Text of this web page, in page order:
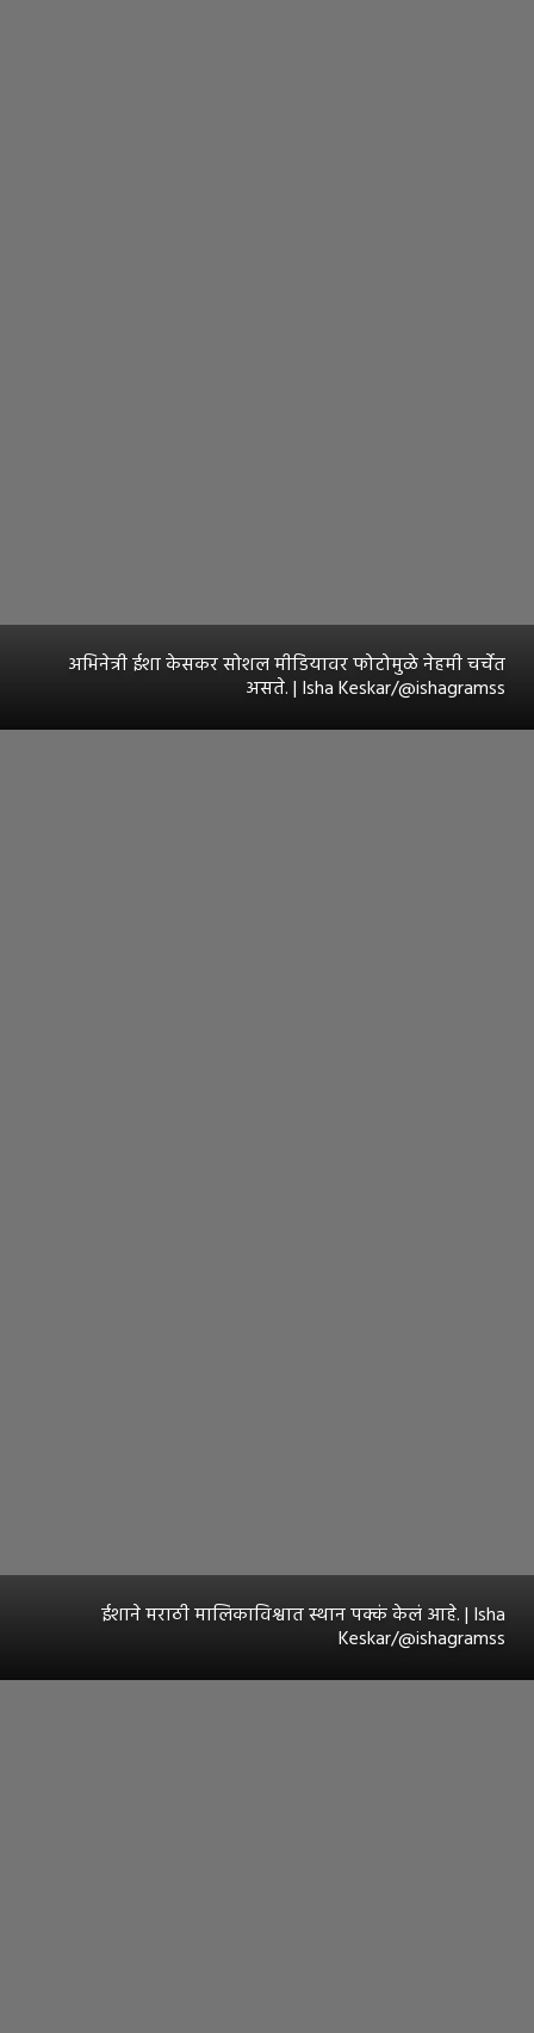
अभिनेत्री ईशा केसकर सोशल मीडियावर फोटोमुळे नेहमी चर्चेत
असते. | Isha Keskar/@ishagramss
ईशाने मराठी मालिकाविश्वात स्थान पक्कं केलं आहे. | Isha
Keskar/@ishagramss